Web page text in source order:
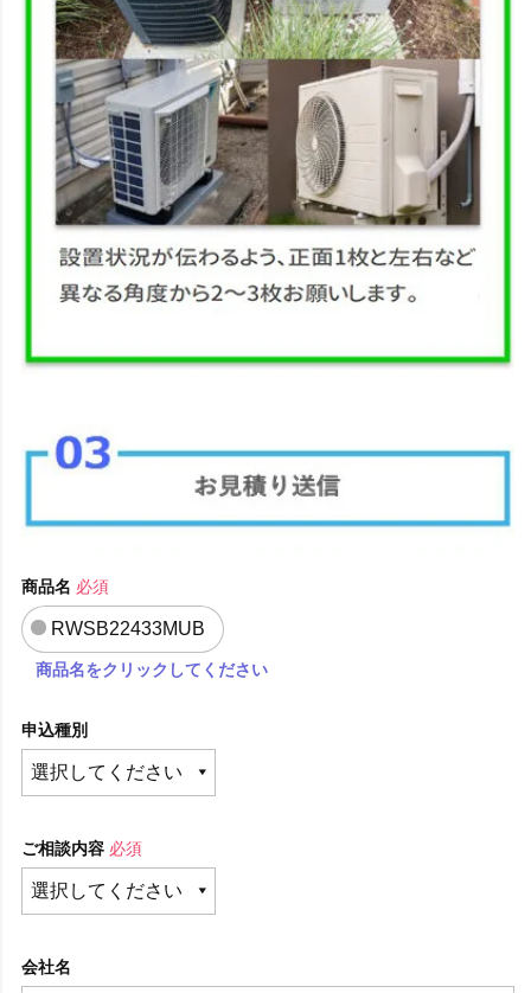
商品名 必須
RWSB22433MUB
商品名をクリックしてください
申込種別
ご相談内容 必須
会社名